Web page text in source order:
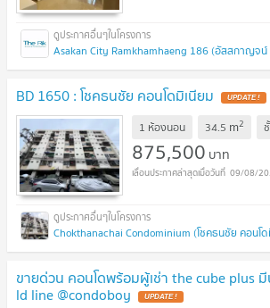
Asakan City Ramkhamhaeng 186 (อัสสกาญจ
BD 1650 : โชคธนชัย คอนโดมิเนียม UPDATE !
1 ห้องนอน 34.5 m2
875,500 บาท
09/08/
Chokthanachai Condominium (โชคธนชัย คอนโด
ขายด่วน คอนโดพร้อมผู้เช่า the cube plus
ld line @condoboy UPDATE !